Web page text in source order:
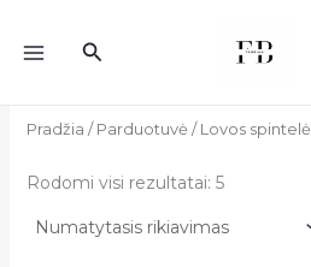
turinio
Paieška
Pradžia / Parduotuvė / Lovos spintelė
Rodomi visi rezultatai: 5